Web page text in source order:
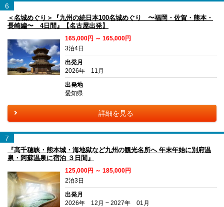
6
＜名城めぐり＞『九州の続日本100名城めぐり 〜福岡・佐賀・熊本・
長崎編〜 4日間』【名古屋出発】
165,000円 ～ 165,000円
3泊4日
出発月
2026年 11月
出発地
愛知県
詳細を見る
7
『高千穂峡・熊本城・海地獄など九州の観光名所へ 年末年始に別府温
泉・阿蘇温泉に宿泊 ３日間』
125,000円 ～ 185,000円
2泊3日
出発月
2026年 12月 ~ 2027年 01月